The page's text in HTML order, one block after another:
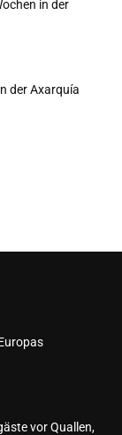
in der
der Axarquía
vor Quallen,